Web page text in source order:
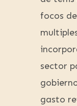
focos
sector
gasto